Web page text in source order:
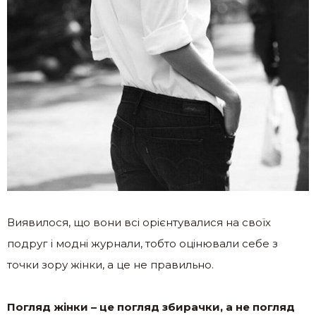
Виявилося, що вони всі орієнтувалися на своїх
подруг і модні журнали, тобто оцінювали себе з
точки зору жінки, а це не правильно.
Погляд жінки – це погляд збирачки, а не погляд